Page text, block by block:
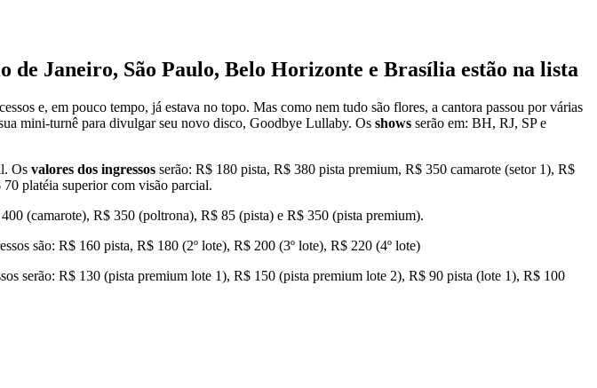
de Janeiro, São Paulo, Belo Horizonte e Brasília estão na lista
e, em pouco tempo, já estava no topo. Mas como nem tudo são flores, a cantora passou por várias
mini-turnê para divulgar seu novo disco, Goodbye Lullaby. Os shows serão em: BH, RJ, SP e
Os valores dos ingressos serão: R$ 180 pista, R$ 380 pista premium, R$ 350 camarote (setor 1), R$
platéia superior com visão parcial.
(camarote), R$ 350 (poltrona), R$ 85 (pista) e R$ 350 (pista premium).
são: R$ 160 pista, R$ 180 (2º lote), R$ 200 (3º lote), R$ 220 (4º lote)
serão: R$ 130 (pista premium lote 1), R$ 150 (pista premium lote 2), R$ 90 pista (lote 1), R$ 100